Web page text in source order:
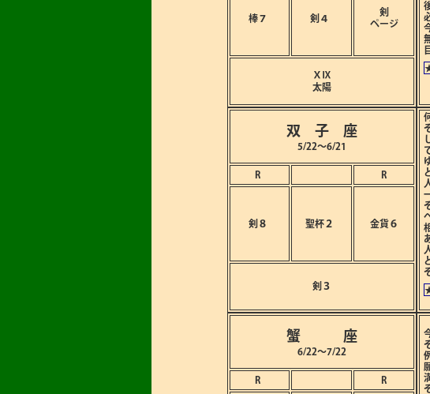
棒７ 剣４
剣
ページ
ⅩⅨ
太陽
双 子 座
5/22～6/21
R R
剣８ 聖杯２ 金貨６
剣３
蟹 座
6/22～7/22
R R